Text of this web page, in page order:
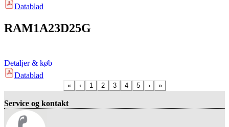
Datablad
RAM1A23D25G
Detaljer & køb
Datablad
« ‹ 1 2 3 4 5 › »
Service og kontakt